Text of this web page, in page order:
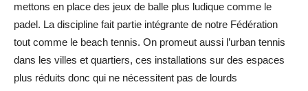
mettons en place des jeux de balle plus ludique comme le
padel. La discipline fait partie intégrante de notre Fédération
tout comme le beach tennis. On promeut aussi l’urban tennis
dans les villes et quartiers, ces installations sur des espaces
plus réduits donc qui ne nécessitent pas de lourds